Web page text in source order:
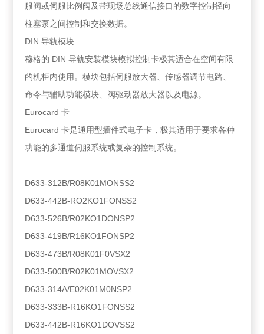
服阀或伺服比例阀及带现场总线通信接口的数字控制径向
柱塞泵之间控制和交换数据。
DIN 导轨模块
穆格的 DIN 导轨安装模块模拟控制卡极其适合在空间有限
的机柜内使用。模块包括伺服放大器、传感器调节电路、
命令与辅助功能模块、阀驱动器放大器以及电源。
Eurocard 卡
Eurocard 卡是通用型插件式电子卡，极其适用于要求各种
功能的多通道伺服系统或复杂的控制系统。
D633-312B/R08K01MONSS2
D633-442B-RO2KO1FONSS2
D633-526B/R02KO1DONSP2
D633-419B/R16KO1FONSP2
D633-473B/R08K01F0VSX2
D633-500B/R02K01MOVSX2
D633-314A/E02K01M0NSP2
D633-333B-R16KO1FONSS2
D633-442B-R16KO1DOVSS2